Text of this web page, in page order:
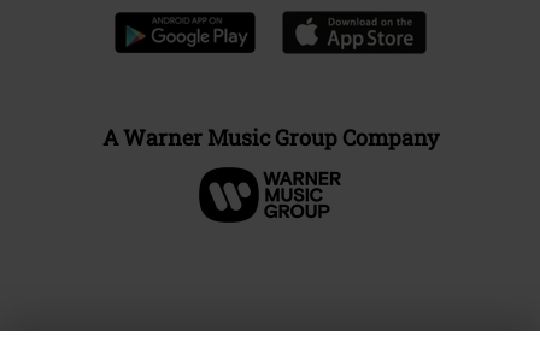
A Warner Music Group Company